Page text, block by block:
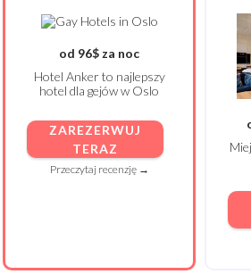
od 96$ za noc
Hotel Anker to najlepszy
hotel dla gejów w Oslo
ZAREZERWUJ
TERAZ
Przeczytaj recenzję →